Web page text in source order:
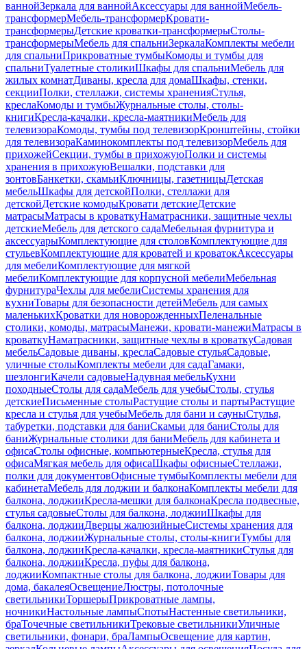
ваннойЗеркала для ваннойАксессуары для ваннойМебель-
трансформерМебель-трансформерКровати-
трансформерыДетские кроватки-трансформерыСтолы-
трансформерыМебель для спальниЗеркалаКомплекты мебели
для спальниПрикроватные тумбыКомоды и тумбы для
спальниТуалетные столикиШкафы для спальниМебель для
жилых комнатДиваны, кресла для домаШкафы, стенки,
секцииПолки, стеллажи, системы храненияСтулья,
креслаКомоды и тумбыЖурнальные столы, столы-
книгиКресла-качалки, кресла-маятникиМебель для
телевизораКомоды, тумбы под телевизорКронштейны, стойки
для телевизораКаминокомплекты под телевизорМебель для
прихожейСекции, тумбы в прихожуюПолки и системы
хранения в прихожуюВешалки, подставки для
зонтовБанкетки, скамьиКлючницы, газетницыДетская
мебельШкафы для детскойПолки, стеллажи для
детскойДетские комодыКровати детскиеДетские
матрасыМатрасы в кроваткуНаматрасники, защитные чехлы
детскиеМебель для детского садаМебельная фурнитура и
аксессуарыКомплектующие для столовКомплектующие для
стульевКомплектующие для кроватей и кроватокАксессуары
для мебелиКомплектующие для мягкой
мебелиКомплектующие для корпусной мебелиМебельная
фурнитураЧехлы для мебелиСистемы хранения для
кухниТовары для безопасности детейМебель для самых
маленькихКроватки для новорожденныхПеленальные
столики, комоды, матрасыМанежи, кровати-манежиМатрасы в
кроваткуНаматрасники, защитные чехлы в кроваткуСадовая
мебельСадовые диваны, креслаСадовые стульяСадовые,
уличные столыКомплекты мебели для садаГамаки,
шезлонгиКачели садовыеНадувная мебельКухни
походныеСтолы для садаМебель для учебыСтолы, стулья
детскиеПисьменные столыРастущие столы и партыРастущие
кресла и стулья для учебыМебель для бани и сауныСтулья,
табуретки, подставки для баниСкамьи для баниСтолы для
баниЖурнальные столики для баниМебель для кабинета и
офисаСтолы офисные, компьютерныеКресла, стулья для
офисаМягкая мебель для офисаШкафы офисныеСтеллажи,
полки для документовОфисные тумбыКомплекты мебели для
кабинетаМебель для лоджии и балконаКомплекты мебели для
балкона, лоджииКресла-мешки для балконаКресла подвесные,
стулья садовыеСтолы для балкона, лоджииШкафы для
балкона, лоджииДверцы жалюзийныеСистемы хранения для
балкона, лоджииЖурнальные столы, столы-книгиТумбы для
балкона, лоджииКресла-качалки, кресла-маятникиСтулья для
балкона, лоджииКресла, пуфы для балкона,
лоджииКомпактные столы для балкона, лоджииТовары для
дома, бакалеяОсвещениеЛюстры, потолочные
светильникиТоршерыПрикроватные лампы,
ночникиНастольные лампыСпотыНастенные светильники,
браТочечные светильникиТрековые светильникиУличные
светильники, фонари, браЛампыОсвещение для картин,